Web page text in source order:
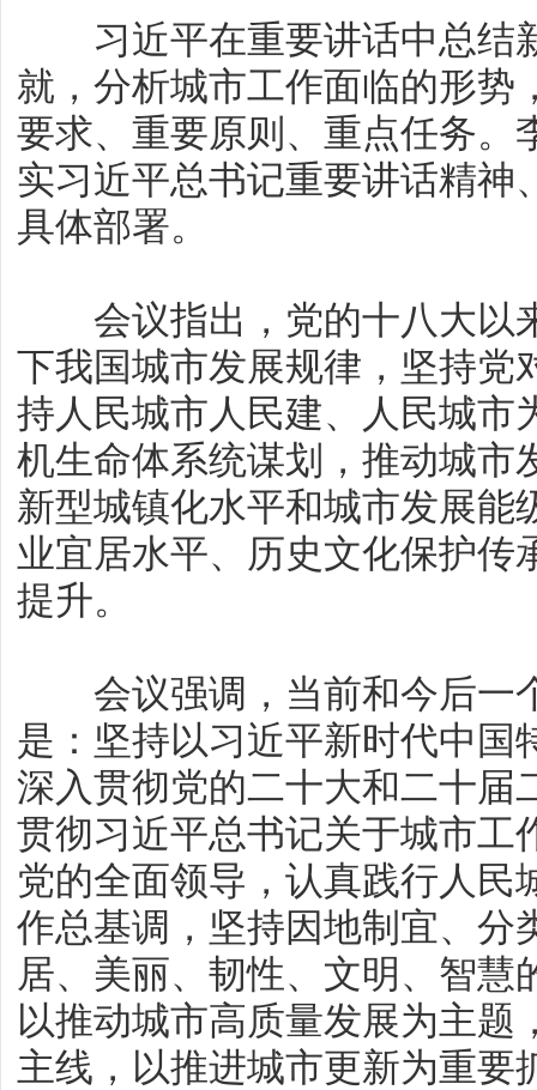
习近平在重要讲话中总结
就，分析城市工作面临的形势
要求、重要原则、重点任务。
实习近平总书记重要讲话精神
具体部署。
会议指出，党的十八大以
下我国城市发展规律，坚持党
持人民城市人民建、人民城市
机生命体系统谋划，推动城市
新型城镇化水平和城市发展能
业宜居水平、历史文化保护传
提升。
会议强调，当前和今后一
是：坚持以习近平新时代中国
深入贯彻党的二十大和二十届
贯彻习近平总书记关于城市工
党的全面领导，认真践行人民
作总基调，坚持因地制宜、分
居、美丽、韧性、文明、智慧
以推动城市高质量发展为主题
主线，以推进城市更新为重要